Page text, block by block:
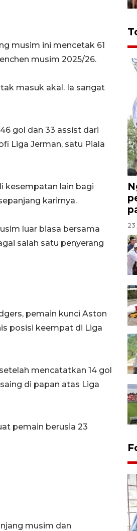
musim ini mencetak 61
musim 2025/26.
masuk akal. Ia sangat
gol dan 33 assist dari
Liga Jerman, satu Piala
kesempatan lain bagi
karirnya.
luar biasa bersama
salah satu penyerang
pemain kunci Aston
posisi keempat di Liga
mencatatkan 14 gol
di papan atas Liga
pemain berusia 23
musim dan
23